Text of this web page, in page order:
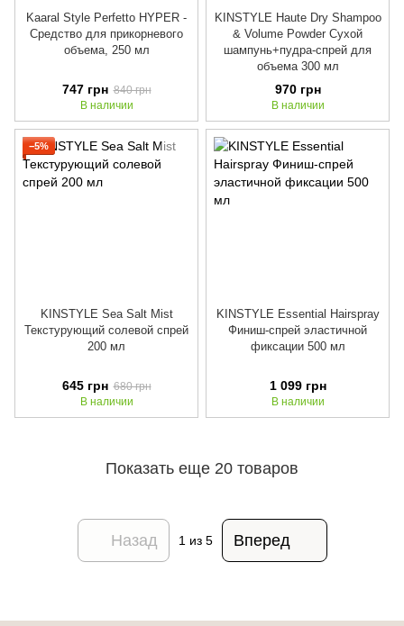
Kaaral Style Perfetto HYPER -
Средство для прикорневого
объема, 250 мл
747 грн 840 грн
В наличии
KINSTYLE Haute Dry Shampoo
& Volume Powder Сухой
шампунь+пудра-спрей для
объема 300 мл
970 грн
В наличии
−5%
KINSTYLE Sea Salt Mist
Текстурующий солевой спрей
200 мл
645 грн 680 грн
В наличии
KINSTYLE Essential Hairspray
Финиш-спрей эластичной
фиксации 500 мл
1 099 грн
В наличии
Показать еще 20 товаров
Назад 1из 5 Вперед